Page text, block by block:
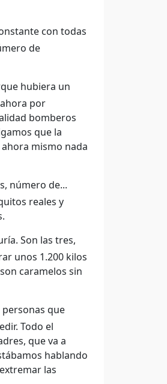
con todas
de
hubiera un
por
bomberos
que la
mismo nada
número de...
reales y
Son las tres,
unos 1.200 kilos
caramelos sin
personas que
Todo el
que va a
hablando
las